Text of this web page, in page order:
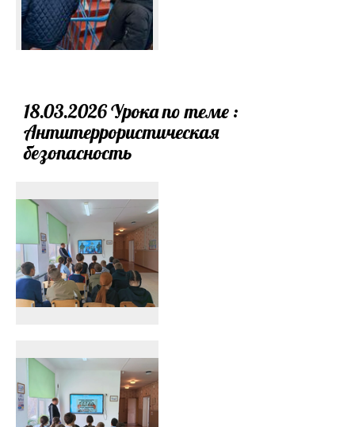
18.03.2026 Урока по теме :
Антитеррористическая
безопасность